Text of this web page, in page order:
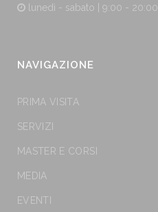
lunedì - sabato | 9:00 - 20:00
NAVIGAZIONE
PRIMA VISITA
SERVIZI
MASTER E CORSI
MEDIA
EVENTI